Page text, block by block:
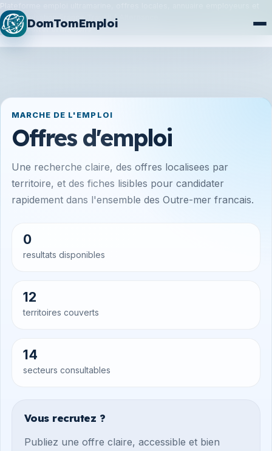
Plateforme emploi ultramarine, offres locales, annuaire employeurs et
synchronisation France Travail / Alternance.
Plan du siteFormations
DomTomEmploi
MARCHE DE L'EMPLOI
Offres d'emploi
Une recherche claire, des offres localisees par
territoire, et des fiches lisibles pour candidater
rapidement dans l'ensemble des Outre-mer francais.
0
resultats disponibles
12
territoires couverts
14
secteurs consultables
Vous recrutez ?
Publiez une offre claire, accessible et bien